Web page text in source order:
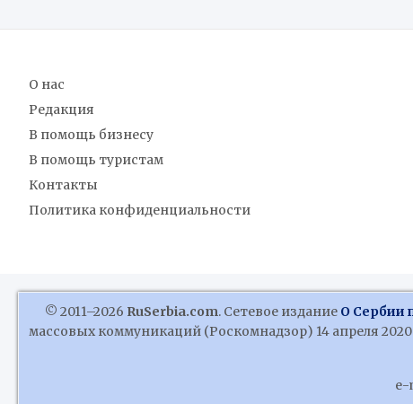
О нас
Редакция
В помощь бизнесу
В помощь туристам
Контакты
Политика конфиденциальности
© 2011–2026 RuSerbia.com. Сетевое издание О Сербии
массовых коммуникаций (Роскомнадзор) 14 апреля
e-